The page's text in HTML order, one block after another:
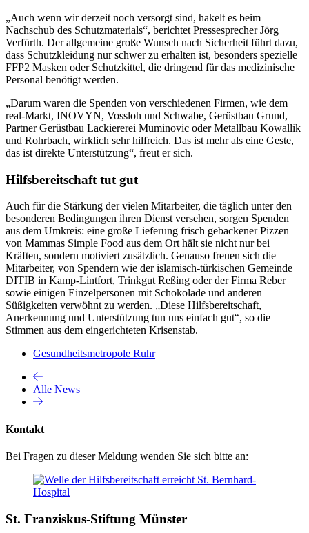
„Auch wenn wir derzeit noch versorgt sind, hakelt es beim
Nachschub des Schutzmaterials“, berichtet Pressesprecher Jörg
Verfürth. Der allgemeine große Wunsch nach Sicherheit führt dazu,
dass Schutzkleidung nur schwer zu erhalten ist, besonders spezielle
FFP2 Masken oder Schutzkittel, die dringend für das medizinische
Personal benötigt werden.
„Darum waren die Spenden von verschiedenen Firmen, wie dem
real-Markt, INOVYN, Vossloh und Schwabe, Gerüstbau Grund,
Partner Gerüstbau Lackiererei Muminovic oder Metallbau Kowallik
und Rohrbach, wirklich sehr hilfreich. Das ist mehr als eine Geste,
das ist direkte Unterstützung“, freut er sich.
Hilfsbereitschaft tut gut
Auch für die Stärkung der vielen Mitarbeiter, die täglich unter den
besonderen Bedingungen ihren Dienst versehen, sorgen Spenden
aus dem Umkreis: eine große Lieferung frisch gebackener Pizzen
von Mammas Simple Food aus dem Ort hält sie nicht nur bei
Kräften, sondern motiviert zusätzlich. Genauso freuen sich die
Mitarbeiter, von Spendern wie der islamisch-türkischen Gemeinde
DITIB in Kamp-Lintfort, Trinkgut Reßing oder der Firma Reber
sowie einigen Einzelpersonen mit Schokolade und anderen
Süßigkeiten verwöhnt zu werden. „Diese Hilfsbereitschaft,
Anerkennung und Unterstützung tun uns einfach gut“, so die
Stimmen aus dem eingerichteten Krisenstab.
Gesundheitsmetropole Ruhr
Alle News
Kontakt
Bei Fragen zu dieser Meldung wenden Sie sich bitte an:
St. Franziskus-Stiftung Münster